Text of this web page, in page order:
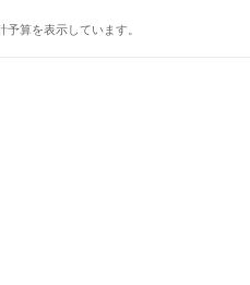
算を表示しています。